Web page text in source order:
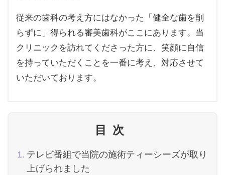
従来の歯科の考え方にはなかった「健全な歯を削
らずに」得られる審美歯科がここにあります。当
クリニックを訪れてくださった方に、笑顔に自信
を持っていただくことを一番に考え、対応させて
いただいております。
目次
テレビ番組で当院の施術ティーシーズが取り
上げられました